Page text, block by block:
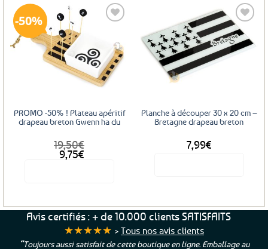
50%
Ajouter
aux
favoris
PROMO -50% ! Plateau apéritif
drapeau breton Gwenn ha du
19,50€
Le
prix
9,75€
Le
prix
Ajouter
Planche à découper 30 x 20 cm –
Bretagne drapeau breton
7,99€
Avis certifiés : + de 10.000 clients SATISFAITS
★★★★★ > Tous nos avis clients
“Toujours aussi satisfait de cette boutique en ligne. Emballage au